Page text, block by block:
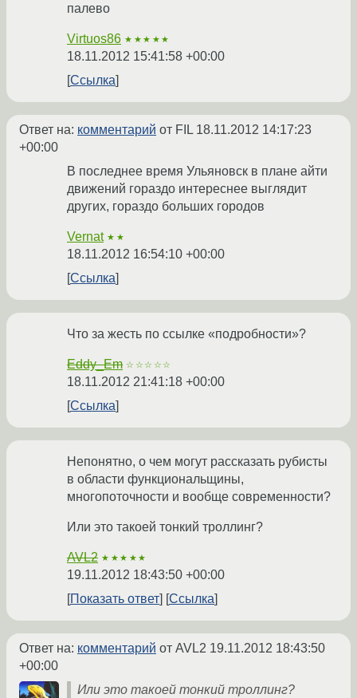
палево
Virtuos86 ★★★★★
18.11.2012 15:41:58 +00:00
Ссылка
Ответ на: комментарий от FIL 18.11.2012 14:17:23
+00:00
В последнее время Ульяновск в плане айти
движений гораздо интереснее выглядит
других, гораздо больших городов
Vernat ★★
18.11.2012 16:54:10 +00:00
Ссылка
Что за жесть по ссылке «подробности»?
Eddy_Em ☆☆☆☆☆
18.11.2012 21:41:18 +00:00
Ссылка
Непонятно, о чем могут рассказать рубисты
в области функциональщины,
многопоточности и вообще современности?
Или это такоей тонкий троллинг?
AVL2 ★★★★★
19.11.2012 18:43:50 +00:00
Показать ответ
Ссылка
Ответ на: комментарий от AVL2 19.11.2012 18:43:50
+00:00
Или это такоей тонкий троллинг?